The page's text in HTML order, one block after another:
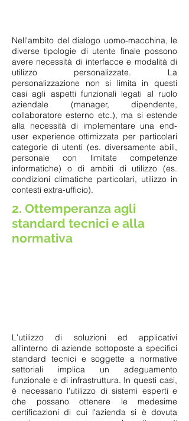
Nell'ambito del dialogo uomo-macchina, le
diverse tipologie di utente finale possono
avere necessità di interfacce e modalità di
utilizzo personalizzate. La
personalizzazione non si limita in questi
casi agli aspetti funzionali legati al ruolo
aziendale (manager, dipendente,
collaboratore esterno etc.), ma si estende
alla necessità di implementare una end-
user experience ottimizzata per particolari
categorie di utenti (es. diversamente abili,
personale con limitate competenze
informatiche) o di ambiti di utilizzo (es.
condizioni climatiche particolari, utilizzo in
contesti extra-ufficio).
2. Ottemperanza agli
standard tecnici e alla
normativa
L'utilizzo di soluzioni ed applicativi
all'interno di aziende sottoposte a specifici
standard tecnici e soggette a normative
settoriali implica un adeguamento
funzionale e di infrastruttura. In questi casi,
è necessario l'utilizzo di sistemi esperti e
che possano ottenere le medesime
certificazioni di cui l'azienda si è dovuta